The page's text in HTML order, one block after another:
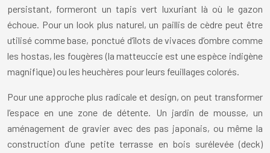
persistant, formeront un tapis vert luxuriant là où le gazon
échoue. Pour un look plus naturel, un paillis de cèdre peut être
utilisé comme base, ponctué d’îlots de vivaces d’ombre comme
les hostas, les fougères (la matteuccie est une espèce indigène
magnifique) ou les heuchères pour leurs feuillages colorés.
Pour une approche plus radicale et design, on peut transformer
l’espace en une zone de détente. Un jardin de mousse, un
aménagement de gravier avec des pas japonais, ou même la
construction d’une petite terrasse en bois surélevée (deck)